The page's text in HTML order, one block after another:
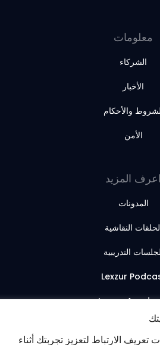
الارتباط لتعزيز تجربتك أثناء
معلومات
الشركاء
الأخبار
والأحكام
الأمن
اعرف المزيد
المدونات
النقاشية
التدريبية
Lexzur
Lexzur